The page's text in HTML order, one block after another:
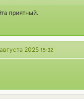
приятный.
2025 15:32